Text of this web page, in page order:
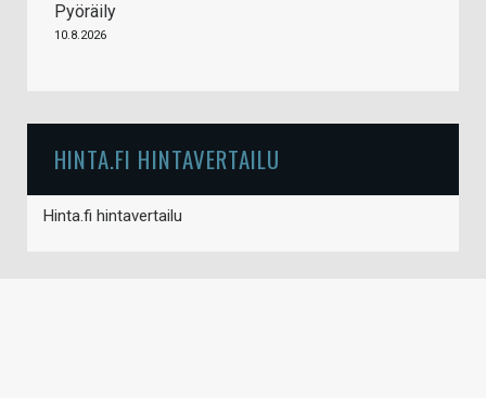
Pyöräily
10.8.2026
HINTA.FI HINTAVERTAILU
Hinta.fi hintavertailu